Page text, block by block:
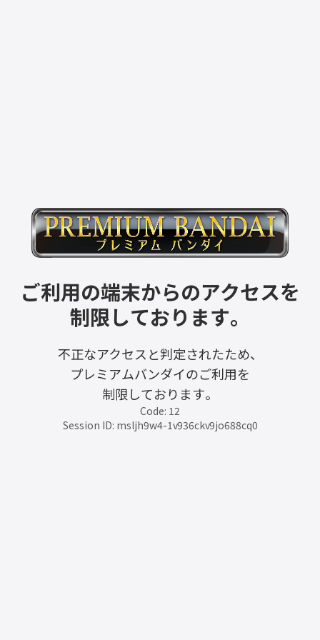
ご利用の端末からのアクセスを
制限しております。
不正なアクセスと判定されたため、
プレミアムバンダイのご利用を
制限しております。
Code: 12
Session ID: msljh9w4-1v936ckv9jo688cq0